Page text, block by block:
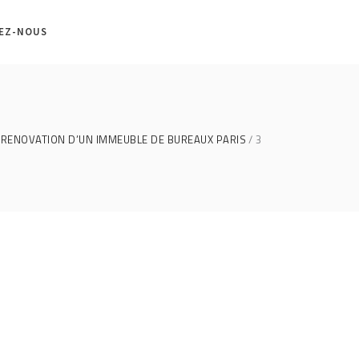
NOUS
RENOVATION D’UN IMMEUBLE DE BUREAUX PARIS 3